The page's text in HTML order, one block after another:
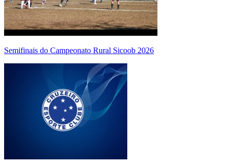
Semifinais do Campeonato Rural Sicoob 2026